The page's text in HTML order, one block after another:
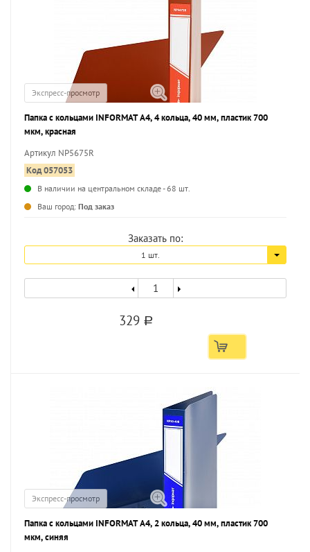
Экспресс-просмотр
Папка с кольцами INFORMAT А4, 4 кольца, 40 мм, пластик 700
мкм, красная
Артикул NP5675R
Код 057053
В наличии на центральном складе - 68 шт.
Ваш город: Под заказ
Заказать по:
1 шт.
329 a
Экспресс-просмотр
Папка с кольцами INFORMAT А4, 2 кольца, 40 мм, пластик 700
мкм, синяя